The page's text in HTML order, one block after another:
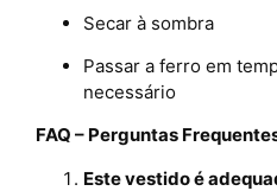
Secar à sombra
Passar a ferro em
necessário
FAQ – Perguntas
Este vestido é